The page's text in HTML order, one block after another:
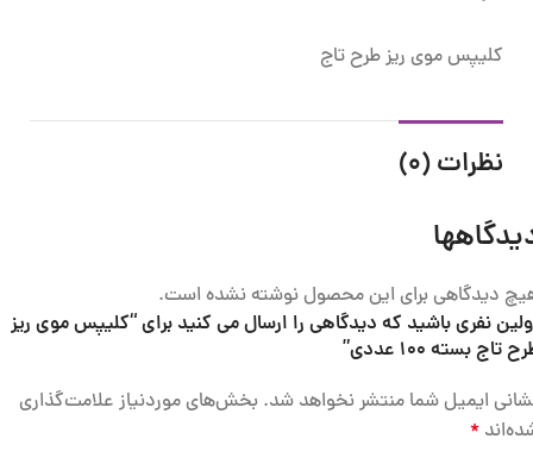
کلیپس موی ریز طرح تاج
نظرات (0)
دیدگاهی برای این محصول نوشته نشده است.
نفری باشید که دیدگاهی را ارسال می کنید برای “کلیپس موی ریز
تاج بسته 100 عددی”
ایمیل شما منتشر نخواهد شد. بخش‌های موردنیاز علامت‌گذاری
*